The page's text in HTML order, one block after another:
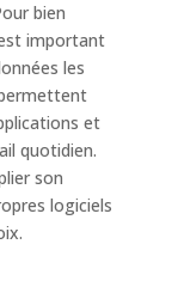
bien
important
les
et
quotidien.
son
logiciels